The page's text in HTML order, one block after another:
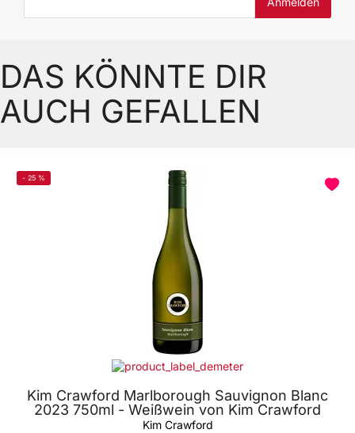
DAS KÖNNTE DIR
AUCH GEFALLEN
- 25 %
Kim Crawford Marlborough Sauvignon Blanc
2023 750ml - Weißwein von Kim Crawford
Kim Crawford